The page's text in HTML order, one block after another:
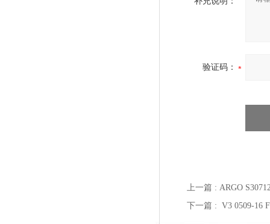
验证码：
上一篇 : ARGO
下一篇 : V3 0509-16